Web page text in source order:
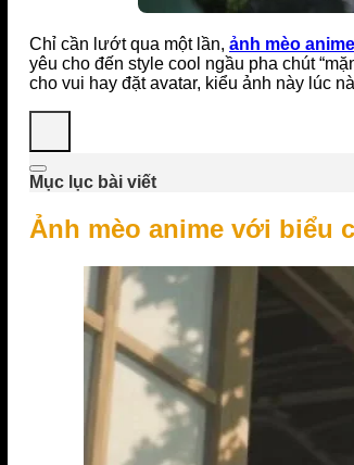
Chỉ cần lướt qua một lần, ảnh mèo anime
yêu cho đến style cool ngầu pha chút
cho vui hay đặt avatar, kiểu ảnh này lúc
Mục lục bài viết
Ảnh mèo anime với biểu